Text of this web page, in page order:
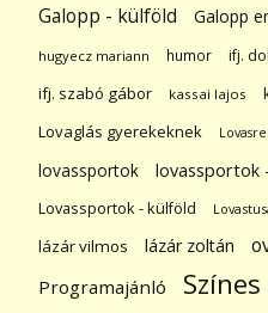
Galopp - külföld Galopp
hugyecz mariann humor ifj.
ifj. szabó gábor kassai lajos
Lovaglás gyerekeknek
lovassportok lovassportok
Lovassportok - külföld
lázár vilmos lázár zoltán
Programajánló